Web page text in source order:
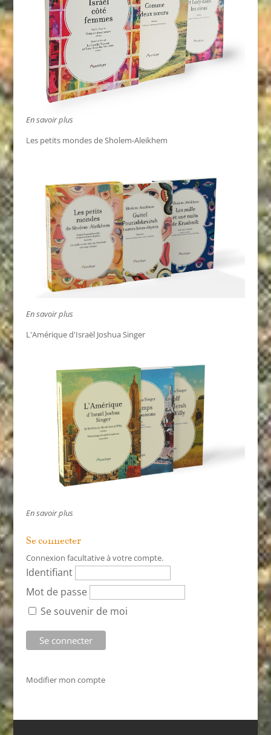
En savoir plus
Les petits mondes de Sholem-Aleikhem
En savoir plus
L'Amérique d'Israël Joshua Singer
En savoir plus
Se connecter
Connexion facultative à votre compte.
Identifiant
Mot de passe
Se souvenir de moi
Modifier mon compte